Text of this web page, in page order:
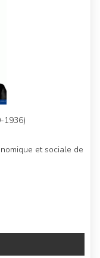
1936)
et sociale de